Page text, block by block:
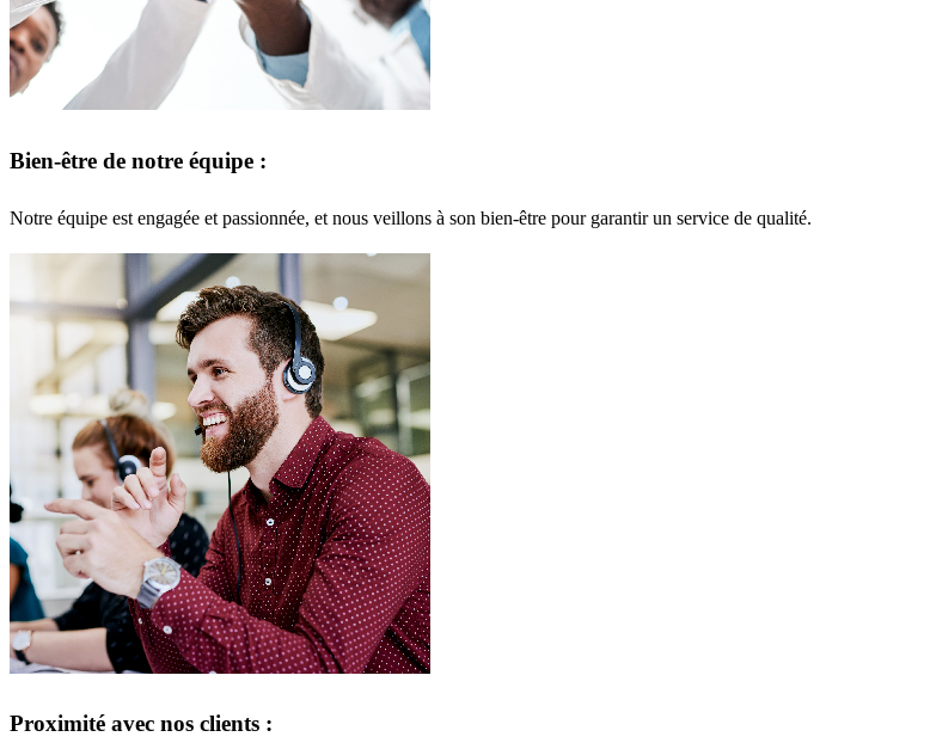
Bien-être de notre équipe :
Notre équipe est engagée et passionnée, et nous veillons à son bien-être pour garantir un service de qualité.
Proximité avec nos clients :